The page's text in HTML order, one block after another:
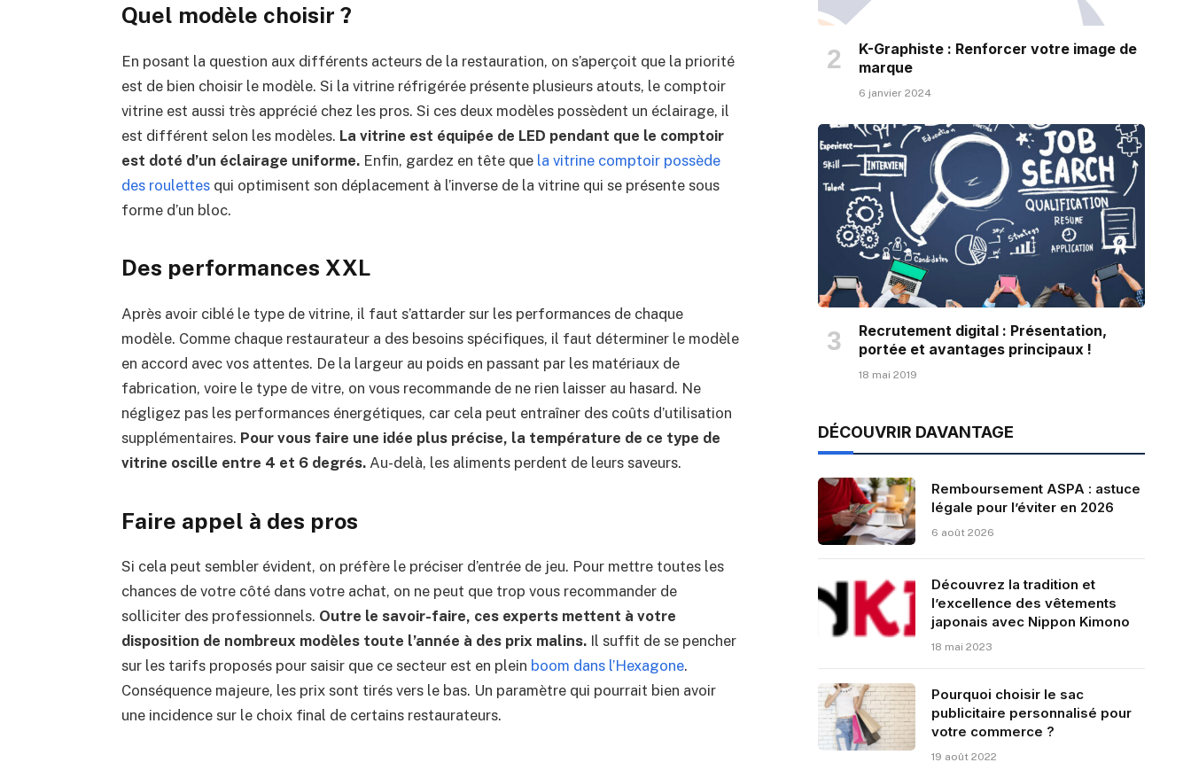
Quel modèle choisir ?
En posant la question aux différents acteurs de la restauration, on s’aperçoit que la priorité
est de bien choisir le modèle. Si la vitrine réfrigérée présente plusieurs atouts, le comptoir
vitrine est aussi très apprécié chez les pros. Si ces deux modèles possèdent un éclairage, il
est différent selon les modèles. La vitrine est équipée de LED pendant que le comptoir
est doté d’un éclairage uniforme.Enfin, gardez en tête que la vitrine comptoir possède
des roulettesqui optimisent son déplacement à l’inverse de la vitrine qui se présente sous
forme d’un bloc.
Des performances XXL
Après avoir ciblé le type de vitrine, il faut s’attarder sur les performances de chaque
modèle. Comme chaque restaurateur a des besoins spécifiques, il faut déterminer le modèle
en accord avec vos attentes. De la largeur au poids en passant par les matériaux de
fabrication, voire le type de vitre, on vous recommande de ne rien laisser au hasard. Ne
négligez pas les performances énergétiques, car cela peut entraîner des coûts d’utilisation
supplémentaires. Pour vous faire une idée plus précise, la température de ce type de
vitrine oscille entre 4 et 6 degrés.Au-delà, les aliments perdent de leurs saveurs.
Faire appel à des pros
Si cela peut sembler évident, on préfère le préciser d’entrée de jeu. Pour mettre toutes les
chances de votre côté dans votre achat, on ne peut que trop vous recommander de
solliciter des professionnels. Outre le savoir-faire, ces experts mettent à votre
disposition de nombreux modèles toute l’année à des prix malins.Il suffit de se pencher
sur les tarifs proposés pour saisir que ce secteur est en plein boom dans l’Hexagone.
Conséquence majeure, les prix sont tirés vers le bas. Un paramètre qui pourrait bien avoir
une incidence sur le choix final de certains restaurateurs.
K-Graphiste : Renforcer votre image de
marque
6 janvier 2024
Recrutement digital : Présentation,
portée et avantages principaux !
18 mai 2019
DÉCOUVRIR DAVANTAGE
Remboursement ASPA : astuce
légale pour l’éviter en 2026
6 août 2026
Découvrez la tradition et
l’excellence des vêtements
japonais avec Nippon Kimono
18 mai 2023
Pourquoi choisir le sac
publicitaire personnalisé pour
votre commerce ?
19 août 2022